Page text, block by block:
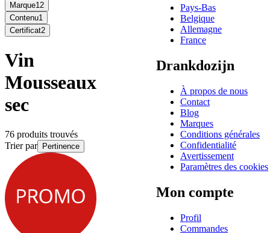
Marque12
Contenu1
Certificat2
Vin
Mousseaux
sec
76 produits trouvés
Trier par
Pertinence
Pays-Bas
Belgique
Allemagne
France
Drankdozijn
À propos de nous
Contact
Blog
Marques
Conditions générales
Confidentialité
Avertissement
Paramètres des cookies
Mon compte
Profil
Commandes